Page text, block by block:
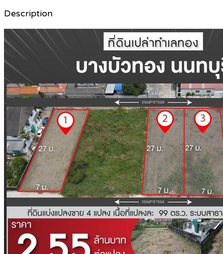
Description